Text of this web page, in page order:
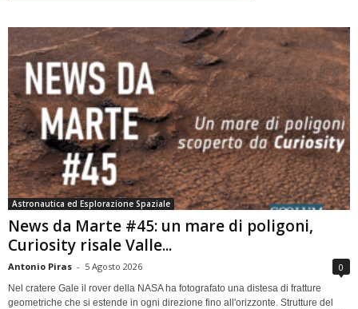
Astronautica ed Esplorazione Spaziale
News da Marte #45: un mare di poligoni,
Curiosity risale Valle...
Antonio Piras - 5 Agosto 2026 0
Nel cratere Gale il rover della NASA ha fotografato una distesa di fratture
geometriche che si estende in ogni direzione fino all'orizzonte. Strutture del